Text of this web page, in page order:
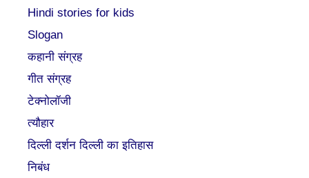
Hindi stories for kids
Slogan
कहानी संग्रह
गीत संग्रह
टेक्नोलॉजी
त्यौहार
दिल्ली दर्शन दिल्ली का इतिहास
निबंध